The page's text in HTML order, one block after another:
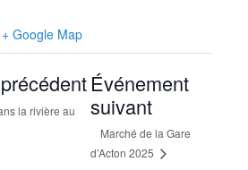
+ Google Map
la rivière au
Événement
suivant
Marché de la Gare
d’Acton 2025